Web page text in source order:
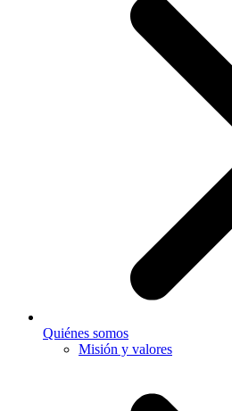
Quiénes somos
Misión y valores